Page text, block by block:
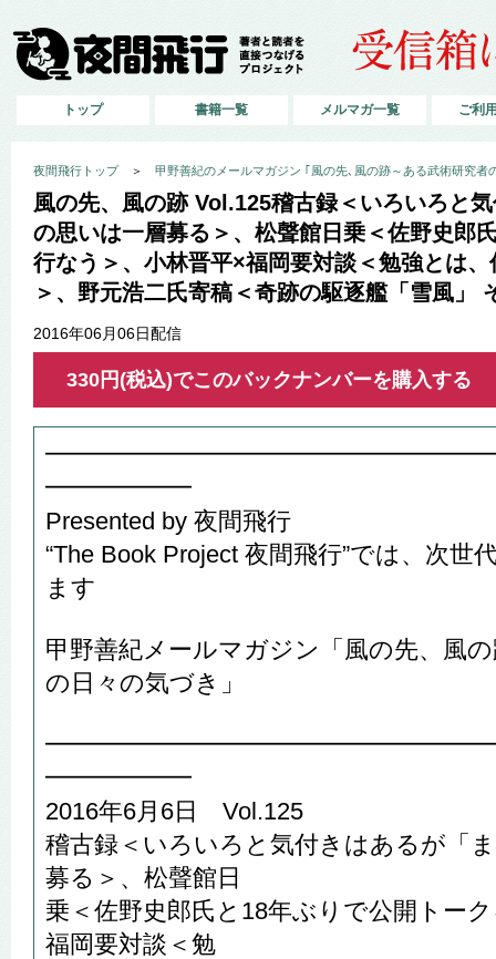
トップ 書籍一覧 メルマガ一覧 ご利
夜間飛行トップ＞ 甲野善紀のメールマガジン ｢風の先､風の跡～ある武術研究者
風の先、風の跡 Vol.125稽古録＜いろいろと
の思いは一層募る＞、松聲館日乗＜佐野史郎
行なう＞、小林晋平×福岡要対談＜勉強とは
＞、野元浩二氏寄稿＜奇跡の駆逐艦「雪風」
2016年06月06日配信
330円(税込)でこのバックナンバーを購入する
━━━━━━
Presented by 夜間飛行
“The Book Project 夜間飛行”では、次世
ます
甲野善紀メールマガジン「風の先、風
の日々の気づき」
━━━━━━
2016年6月6日 Vol.125
稽古録＜いろいろと気付きはあるが「
募る＞、松聲館日
乗＜佐野史郎氏と18年ぶりで公開トー
福岡要対談＜勉